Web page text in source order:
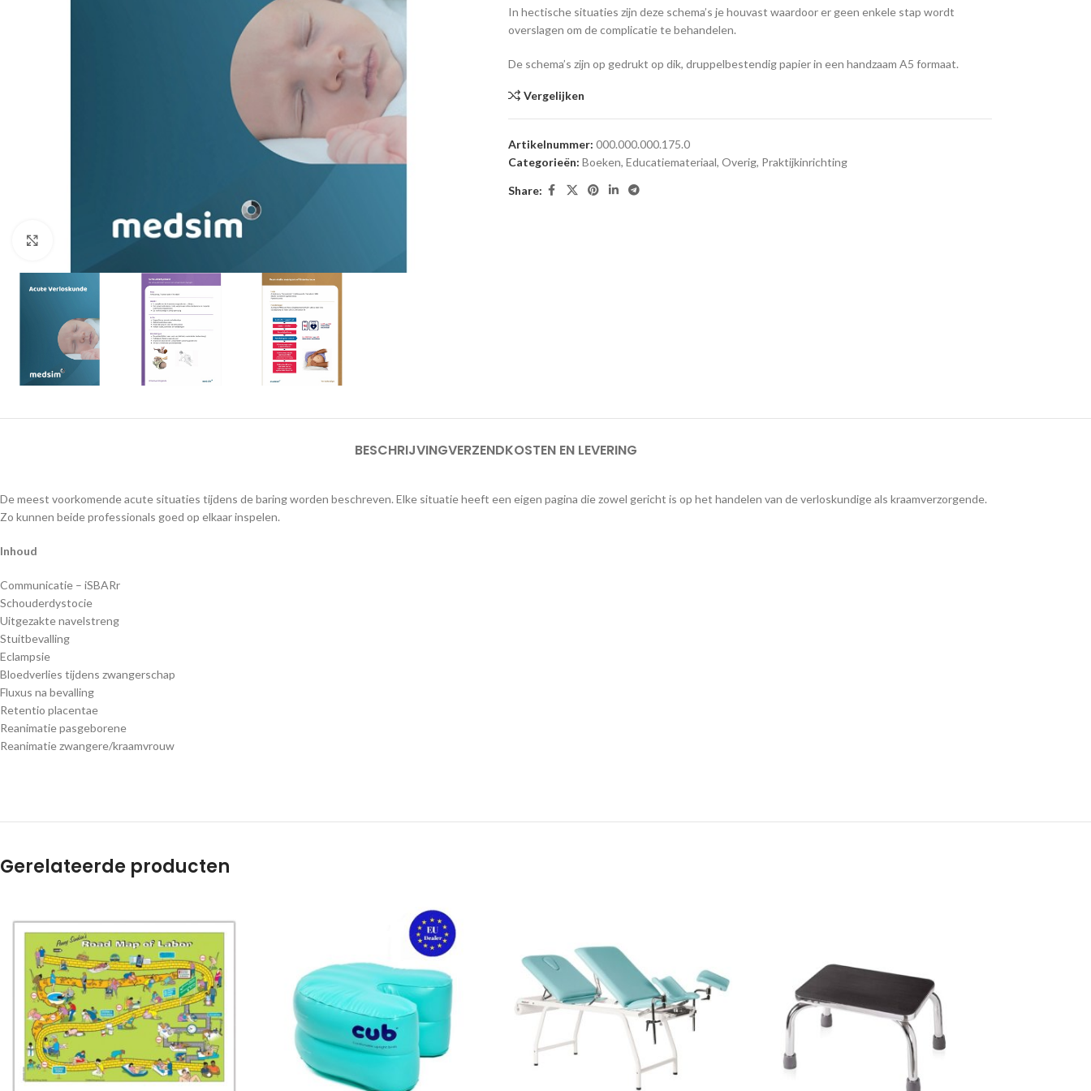
Klik om te vergroten
In hectische situaties zijn deze schema’s je houvast waardoor er geen enkele stap wordt
overslagen om de complicatie te behandelen.
De schema’s zijn op gedrukt op dik, druppelbestendig papier in een handzaam A5 formaat.
Vergelijken
Artikelnummer: 000.000.000.175.0
Categorieën: Boeken, Educatiemateriaal, Overig, Praktijkinrichting
Share:
BESCHRIJVINGVERZENDKOSTEN EN LEVERING
De meest voorkomende acute situaties tijdens de baring worden beschreven. Elke situatie heeft een eigen pagina die zowel gericht is op het handelen van de verloskundige als kraamverzorgende.
Zo kunnen beide professionals goed op elkaar inspelen.
Inhoud
Communicatie – iSBARr
Schouderdystocie
Uitgezakte navelstreng
Stuitbevalling
Eclampsie
Bloedverlies tijdens zwangerschap
Fluxus na bevalling
Retentio placentae
Reanimatie pasgeborene
Reanimatie zwangere/kraamvrouw
Gerelateerde producten